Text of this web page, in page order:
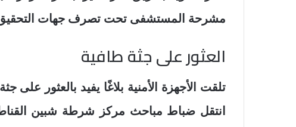
مشرحة المستشفى تحت تصرف جهات
العثور على جثة طافية
تلقت الأجهزة الأمنية بلاغًا يفيد بالعثور على
انتقل ضباط مباحث مركز شرطة شبين